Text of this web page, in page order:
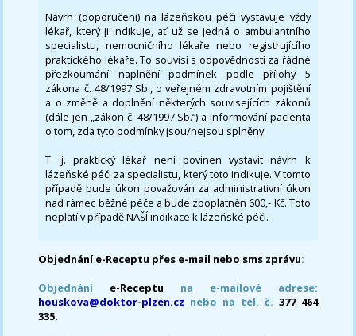
Návrh (doporučení) na lázeňskou péči vystavuje vždy
lékař, který ji indikuje, ať už se jedná o ambulantního
specialistu, nemocničního lékaře nebo registrujícího
praktického lékaře. To souvisí s odpovědností za řádné
přezkoumání naplnění podmínek podle přílohy 5
zákona č. 48/1997 Sb., o veřejném zdravotním pojištění
a o změně a doplnění některých souvisejících zákonů
(dále jen „zákon č. 48/1997 Sb.“) a informování pacienta
o tom, zda tyto podmínky jsou/nejsou splněny.
T. j. praktický lékař není povinen vystavit návrh k
lázeňské péči za specialistu, který toto indikuje. V tomto
případě bude úkon považován za administrativní úkon
nad rámec běžné péče a bude zpoplatněn 600,- Kč. Toto
neplatí v případě NAŠÍ indikace k lázeňské péči.
Objednání e-Receptu přes e-mail nebo sms zprávu:
Objednání e-Receptu na e-mailové adrese:
houskova@doktor-plzen.cz nebo na tel. č. 377 464
335.